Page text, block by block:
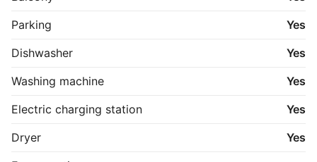
Parking
Yes
Dishwasher
Yes
Washing machine
Yes
Electric charging station
Yes
Dryer
Yes